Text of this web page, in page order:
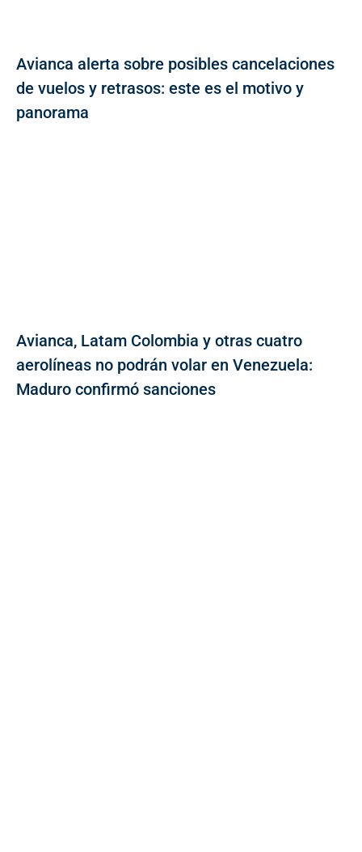
Avianca alerta sobre posibles cancelaciones
de vuelos y retrasos: este es el motivo y
panorama
Avianca, Latam Colombia y otras cuatro
aerolíneas no podrán volar en Venezuela:
Maduro confirmó sanciones